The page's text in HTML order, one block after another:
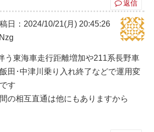
返信
日：2024/10/21(月) 20:45:26
う東海車走行距離増加や211系長野車
田･中津川乗り入れ終了などで運用変
す
の相互直通は他にもありますから